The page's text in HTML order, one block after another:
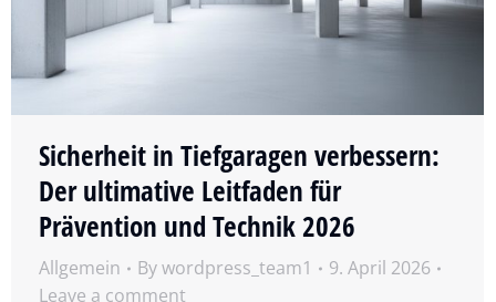
Sicherheit in Tiefgaragen verbessern:
Der ultimative Leitfaden für
Prävention und Technik 2026
Allgemein Bywordpress_team1
9. April 2026
Leave a comment